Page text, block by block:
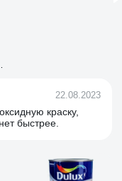
22.08.2023
краску,
быстрее.